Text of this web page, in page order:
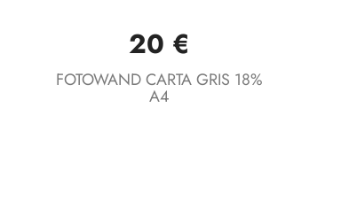
Vista rápida
20 €
FOTOWAND CARTA GRIS 18%
A4